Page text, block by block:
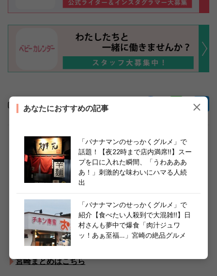
この記事をシェア
全国各地のお土産情報からご当地グルメまで！地元ラ
イター推しアイテムも
都道府県まとめはこちら
全国各地のお土産情報からご当地グルメまで！地元ラ
イター推しアイテムも
宮崎まとめはこちら
あなたにおすすめの記事
「バナナマンのせっかくグルメ」で
話題！【夜22時まで店内満席!!】スー
プを口に入れた瞬間、「うわあああ
あ！」刺激的な味わいにハマる人続
出
「バナナマンのせっかくグルメ」で
紹介【食べたい人殺到で大混雑!!】日
村さんも夢中で爆食「肉汁ジュワ
ッ！あぁ至福…」宮崎の絶品グルメ